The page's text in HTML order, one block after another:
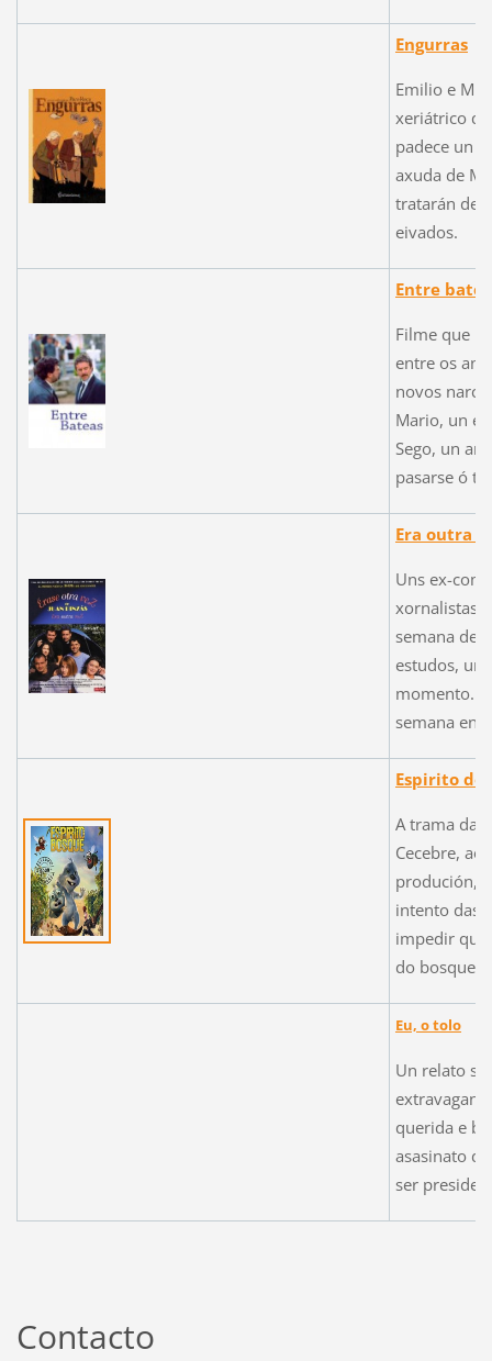
Engurras
Emilio e
xeriátrico
padece un
axuda de
tratarán de
eivados.
Entre
Filme que
entre os
novos
Mario, un
Sego, un
pasarse ó
Era outra
Uns ex-
xornalistas
semana
estudos,
momento.
semana
Espirito do
A trama da
Cecebre,
intento das
impedir que
do bosque.
Eu, o tolo
Un relato
querida e
asasinato
ser
Contacto